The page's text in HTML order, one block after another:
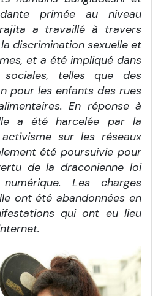
primée au niveau
a travaillé à travers
discrimination sexuelle et
et a été impliqué dans
telles que des
pour les enfants des rues
En réponse à
a été harcelée par la
sur les réseaux
été poursuivie pour
de la draconienne loi
Les charges
ont été abandonnées en
qui ont eu lieu